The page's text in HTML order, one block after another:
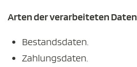
Arten der verarbeiteten Daten
Bestandsdaten.
Zahlungsdaten.